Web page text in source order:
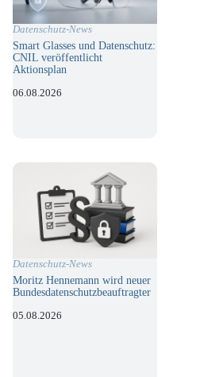
Datenschutz-News
Smart Glasses und Datenschutz:
CNIL veröffentlicht
Aktionsplan
06.08.2026
Datenschutz-News
Moritz Hennemann wird neuer
Bundesdatenschutzbeauftragter
05.08.2026